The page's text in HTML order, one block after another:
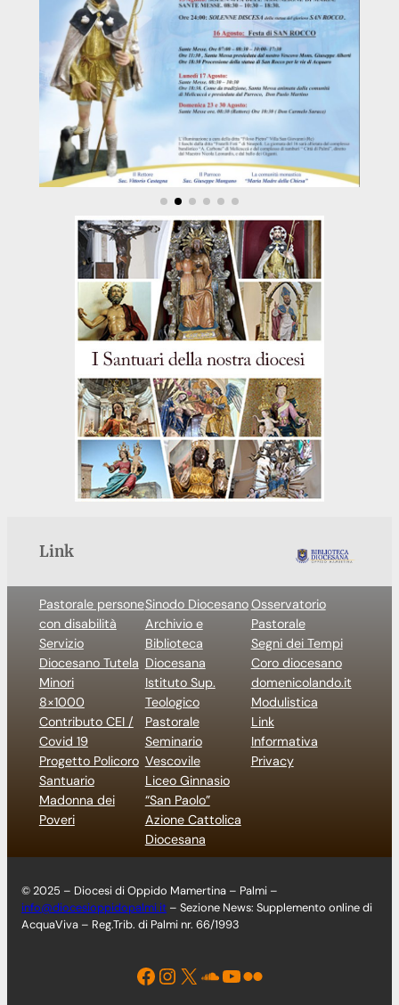
Link
Pastorale persone
con disabilità
Servizio
Diocesano Tutela
Minori
8×1000
Contributo CEI /
Covid 19
Progetto Policoro
Santuario
Madonna dei
Poveri
Sinodo Diocesano
Archivio e
Biblioteca
Diocesana
Istituto Sup.
Teologico
Pastorale
Seminario
Vescovile
Liceo Ginnasio
“San Paolo”
Azione Cattolica
Diocesana
Osservatorio
Pastorale
Segni dei Tempi
Coro diocesano
domenicolando.it
Modulistica
Link
Informativa
Privacy
© 2025 – Diocesi di Oppido Mamertina – Palmi –
info@diocesioppidopalmi.it – Sezione News: Supplemento online di
AcquaViva – Reg.Trib. di Palmi nr. 66/1993
Facebook Instagram X Soundcloud YouTube Flickr